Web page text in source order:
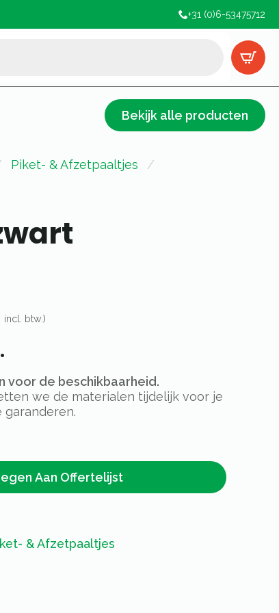
+31 (0)6-53475712
Bekijk alle producten
Piket- & Afzetpaaltjes
incl. btw.)
voor de beschikbaarheid.
we de materialen tijdelijk voor je
Aan Offertelijst
& Afzetpaaltjes